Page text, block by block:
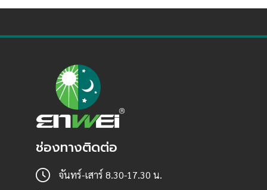
ช่องทางติดต่อ
จันทร์-เสาร์ 8.30-17.30 น.